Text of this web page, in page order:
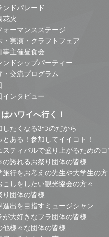
ンドパレード
花火
ォーマンスステージ
・実演・クラフトフェア
事主催昼食会
ンドシップパーティー
・交流プログラム
インタビュー
ハワイへ行く！
したくなる3つのだから
とある！参加してイイコト！
スティバルで盛り上がるための
の誇れるお祭り団体の皆様
旅行をお考えの先生や大学生の方
こしをしたい観光協会の方々
り団体の皆様
進出を目指すミュージシャン
が大好きなフラ団体の皆様
他様々な団体の皆様